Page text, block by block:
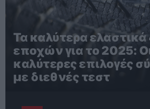
Τα καλύτερα ελαστικά
εποχών για το 2025:
καλύτερες επιλογές
με διεθνές τεστ